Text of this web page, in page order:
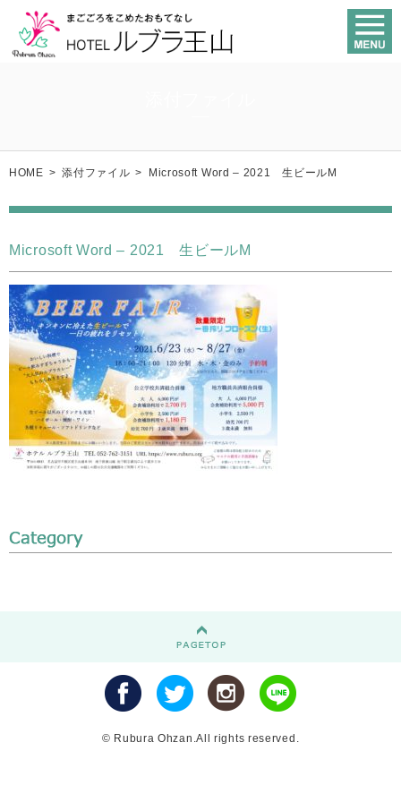
HOME > 添付ファイル > Microsoft Word – 2021 生ビールM
Microsoft Word – 2021 生ビールM
© Rubura Ohzan.All rights reserved.